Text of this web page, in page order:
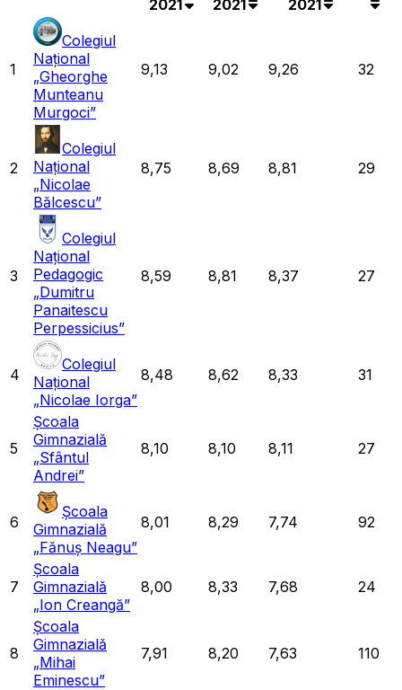
2021
2021
2021
1
Colegiul
Național
„Gheorghe
Munteanu
Murgoci”
9,13 9,02 9,26 32
2
Colegiul
Național
„Nicolae
Bălcescu”
8,75 8,69 8,81 29
3
Colegiul
Național
Pedagogic
„Dumitru
Panaitescu
Perpessicius”
8,59 8,81 8,37 27
4
Colegiul
Național
„Nicolae Iorga”
8,48 8,62 8,33 31
5
Școala
Gimnazială
„Sfântul
Andrei”
8,10 8,10 8,11 27
6
Școala
Gimnazială
„Fănuș Neagu”
8,01 8,29 7,74 92
7
Școala
Gimnazială
„Ion Creangă”
8,00 8,33 7,68 24
8
Școala
Gimnazială
„Mihai
Eminescu”
7,91 8,20 7,63 110